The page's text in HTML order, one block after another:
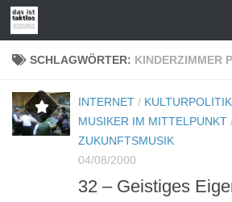
Zum Inhalt springen
SCHLAGWÖRTER: KINDERZIMMER
INTERNET / KULTURPOLITIK
MUSIKER IM MITTELPUNKT
ZUKUNFTSMUSIK
04/08/2000
32 – Geistiges